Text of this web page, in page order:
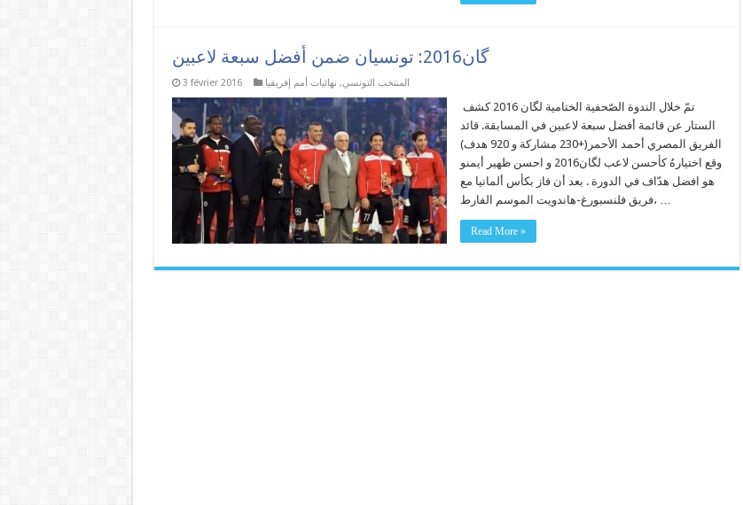
گان2016: تونسيان ضمن أفضل سبعة لاعبين
3 février 2016 المنتخب التونسي, نهائيات أمم إفريقيا
الستار عن قائمة أفضل سبعة لاعبين في المسابقة. قائد
الفريق المصري أحمد الأحمر(+230 مشاركة و 920 هدف)
وقع اختيارهُ كأحسن لاعب لگان2016 و احسن ظهير أيمنو
هو افضل هدّاف في الدورة . بعد أن فاز بكأس ألمانيا مع
فريق فلنسبورغ-هاندويت الموسم الفارط، …
Read More »